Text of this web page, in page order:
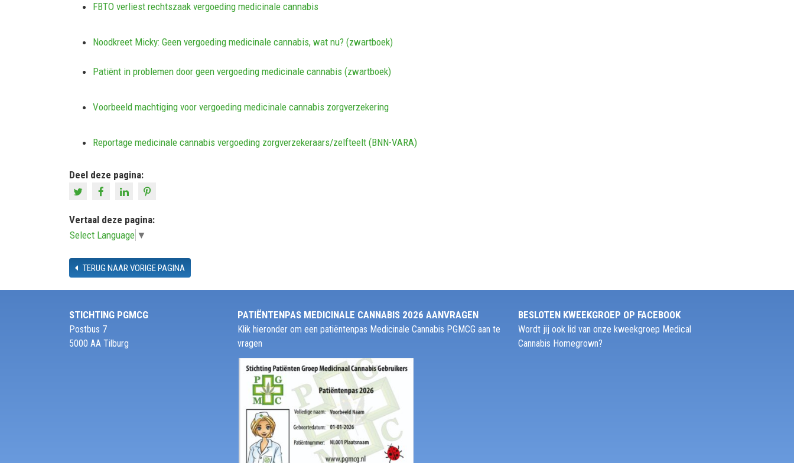
FBTO verliest rechtszaak vergoeding medicinale cannabis
Noodkreet Micky: Geen vergoeding medicinale cannabis, wat nu? (zwartboek)
Patiënt in problemen door geen vergoeding medicinale cannabis (zwartboek)
Voorbeeld machtiging voor vergoeding medicinale cannabis zorgverzekering
Reportage medicinale cannabis vergoeding zorgverzekeraars/zelfteelt (BNN-VARA)
Deel deze pagina:
Vertaal deze pagina:
Select Language ▼
TERUG NAAR VORIGE PAGINA
STICHTING PGMCG
Postbus 7
5000 AA Tilburg
PATIËNTENPAS MEDICINALE CANNABIS 2026 AANVRAGEN
Klik hieronder om een patiëntenpas Medicinale Cannabis PGMCG aan te
vragen
BESLOTEN KWEEKGROEP OP FACEBOOK
Wordt jij ook lid van onze kweekgroep Medical
Cannabis Homegrown?